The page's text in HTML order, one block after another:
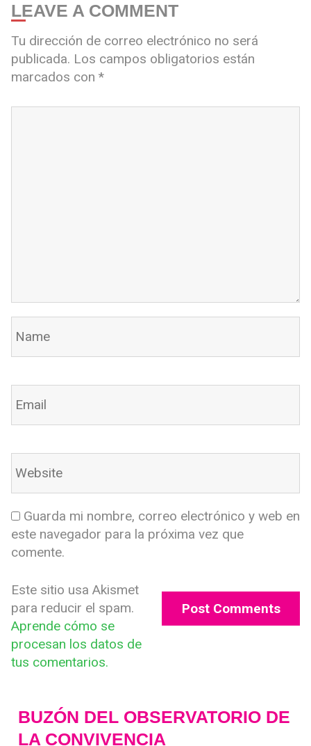
LEAVE A COMMENT
Tu dirección de correo electrónico no será
publicada. Los campos obligatorios están
marcados con *
Guarda mi nombre, correo electrónico y web en
este navegador para la próxima vez que
comente.
Este sitio usa Akismet
para reducir el spam.
Aprende cómo se
procesan los datos de
tus comentarios.
BUZÓN DEL OBSERVATORIO DE
LA CONVIVENCIA